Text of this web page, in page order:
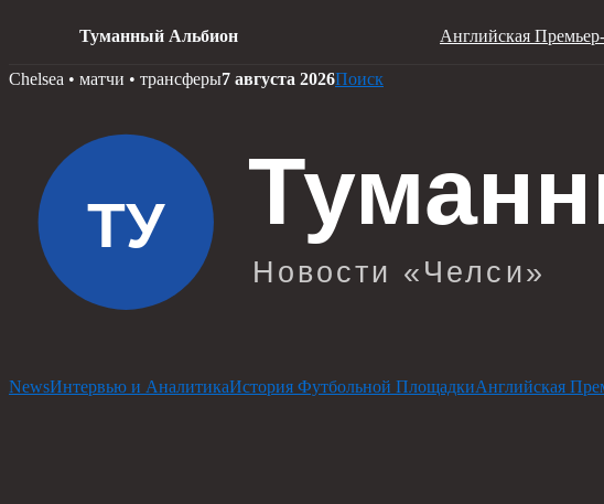
Туманный Альбион Английская
Skip
Chelsea • матчи • трансферы7 августа 2026Поиск
NewsИнтервью и АналитикаИстория Футбольной ПлощадкиАнглийская